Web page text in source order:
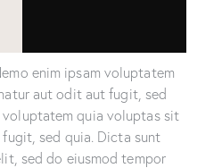
enim ipsam voluptatem
aut odit aut fugit, sed
voluptatem quia voluptas sit
sed quia. Dicta sunt
sed do eiusmod tempor